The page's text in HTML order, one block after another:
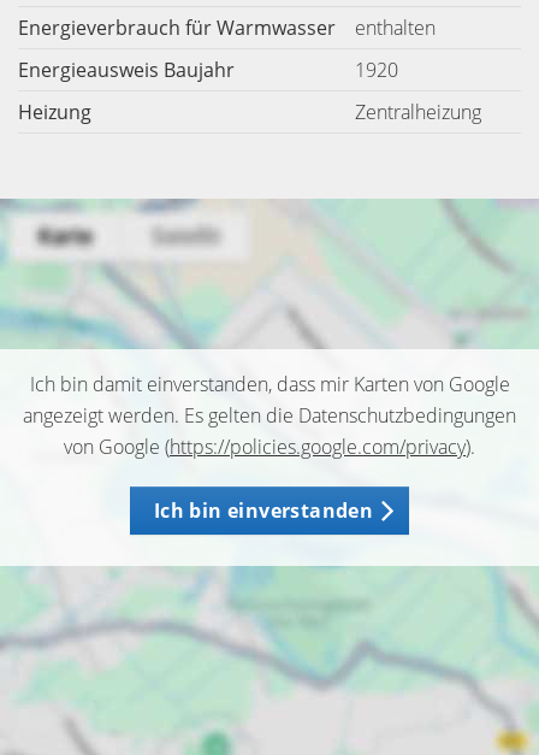
Energieverbrauch für Warmwasser
enthalten
Energieausweis Baujahr
1920
Heizung
Zentralheizung
Ich bin damit einverstanden, dass mir Karten von Google
angezeigt werden. Es gelten die Datenschutzbedingungen
von Google (https://policies.google.com/privacy).
Ich bin einverstanden